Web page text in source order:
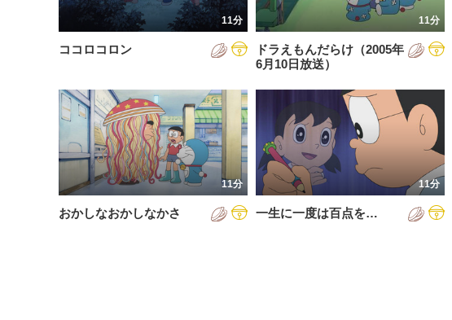
2023年
2024年
2026年
11分
ココロコロン
11分
ドラえもんだらけ（2005年
6月10日放送）
11分
おかしなおかしなかさ
11分
一生に一度は百点を…